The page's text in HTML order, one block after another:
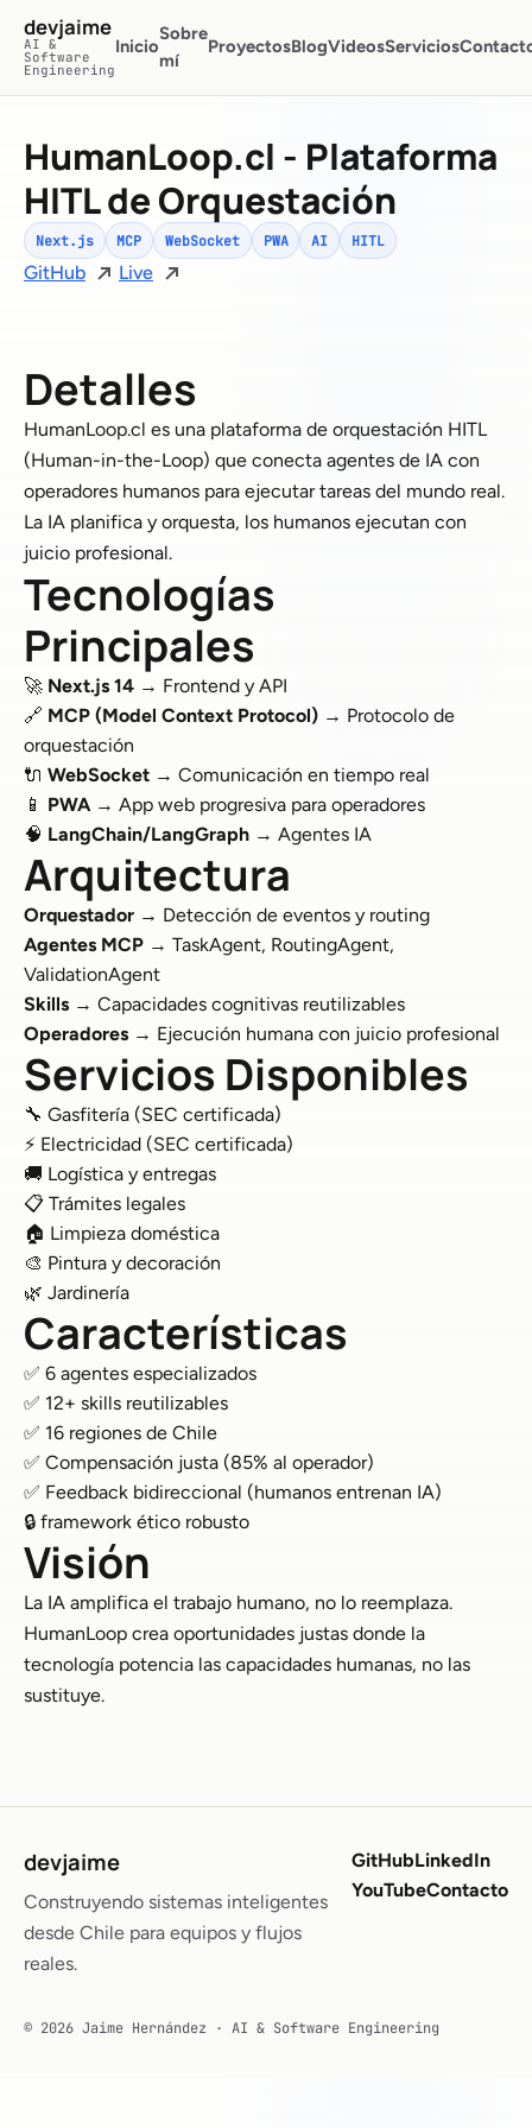
Saltar al contenido principal
devjaime
AI &
Software
Engineering
Inicio
Sobre
mí
ProyectosBlogVideosServicios
HumanLoop.cl - Plataforma
HITL de Orquestación
Next.js MCP WebSocket PWA AI HITL
GitHub Live
Detalles
HumanLoop.cl es una plataforma de orquestación HITL
(Human-in-the-Loop) que conecta agentes de IA con
operadores humanos para ejecutar tareas del mundo real.
La IA planifica y orquesta, los humanos ejecutan con
juicio profesional.
Tecnologías
Principales
🚀 Next.js 14 → Frontend y API
🔗 MCP (Model Context Protocol) → Protocolo de
orquestación
🔌 WebSocket → Comunicación en tiempo real
📱 PWA→ App web progresiva para operadores
🧠 LangChain/LangGraph → Agentes IA
Arquitectura
Orquestador → Detección de eventos y routing
Agentes MCP → TaskAgent, RoutingAgent,
ValidationAgent
Skills → Capacidades cognitivas reutilizables
Operadores → Ejecución humana con juicio profesional
Servicios Disponibles
🔧 Gasfitería (SEC certificada)
⚡ Electricidad (SEC certificada)
🚚 Logística y entregas
📋 Trámites legales
🏠 Limpieza doméstica
🎨 Pintura y decoración
🌿 Jardinería
Características
✅ 6 agentes especializados
✅ 12+ skills reutilizables
✅ 16 regiones de Chile
✅ Compensación justa (85% al operador)
✅ Feedback bidireccional (humanos entrenan IA)
🔒 framework ético robusto
Visión
La IA amplifica el trabajo humano, no lo reemplaza.
HumanLoop crea oportunidades justas donde la
tecnología potencia las capacidades humanas, no las
sustituye.
devjaime
Construyendo sistemas inteligentes
desde Chile para equipos y flujos
reales.
GitHubLinkedIn
YouTubeContacto
© 2026 Jaime Hernández · AI & Software Engineering